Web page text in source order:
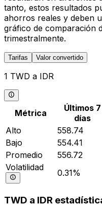
tanto, estos resultados
ahorros reales y deben
gráfico de comparación
trimestralmente.
Tarifas Valor convertido
1 TWD a IDR
Métrica
Últimos 7
días
Alto
558.74
Bajo
554.41
Promedio
556.72
Volatilidad
0.31%
TWD a IDR